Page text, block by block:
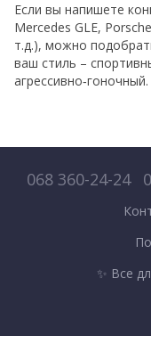
Если вы напишете
Mercedes GLE,
т.д.), можно
ваш стиль –
агрессивно‑гоночный.
068 360-24-24
✨ Все